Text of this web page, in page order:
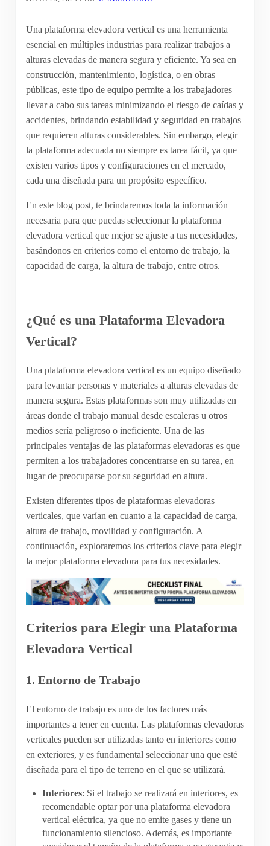
Una plataforma elevadora vertical es una herramienta
esencial en múltiples industrias para realizar trabajos a
alturas elevadas de manera segura y eficiente. Ya sea en
construcción, mantenimiento, logística, o en obras
públicas, este tipo de equipo permite a los trabajadores
llevar a cabo sus tareas minimizando el riesgo de caídas y
accidentes, brindando estabilidad y seguridad en trabajos
que requieren alturas considerables. Sin embargo, elegir
la plataforma adecuada no siempre es tarea fácil, ya que
existen varios tipos y configuraciones en el mercado,
cada una diseñada para un propósito específico.
En este blog post, te brindaremos toda la información
necesaria para que puedas seleccionar la plataforma
elevadora vertical que mejor se ajuste a tus necesidades,
basándonos en criterios como el entorno de trabajo, la
capacidad de carga, la altura de trabajo, entre otros.
¿Qué es una Plataforma Elevadora
Vertical?
Una plataforma elevadora vertical es un equipo diseñado
para levantar personas y materiales a alturas elevadas de
manera segura. Estas plataformas son muy utilizadas en
áreas donde el trabajo manual desde escaleras u otros
medios sería peligroso o ineficiente. Una de las
principales ventajas de las plataformas elevadoras es que
permiten a los trabajadores concentrarse en su tarea, en
lugar de preocuparse por su seguridad en altura.
Existen diferentes tipos de plataformas elevadoras
verticales, que varían en cuanto a la capacidad de carga,
altura de trabajo, movilidad y configuración. A
continuación, exploraremos los criterios clave para elegir
la mejor plataforma elevadora para tus necesidades.
Criterios para Elegir una Plataforma
Elevadora Vertical
1. Entorno de Trabajo
El entorno de trabajo es uno de los factores más
importantes a tener en cuenta. Las plataformas elevadoras
verticales pueden ser utilizadas tanto en interiores como
en exteriores, y es fundamental seleccionar una que esté
diseñada para el tipo de terreno en el que se utilizará.
Interiores: Si el trabajo se realizará en interiores, es
recomendable optar por una plataforma elevadora
vertical eléctrica, ya que no emite gases y tiene un
funcionamiento silencioso. Además, es importante